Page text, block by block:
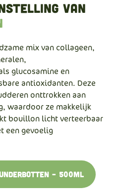
van
mix van collageen,
glucosamine en
antioxidanten. Deze
onttrokken aan
waardoor ze makkelijk
bouillon licht verteerbaar
een gevoelig
– 500ml